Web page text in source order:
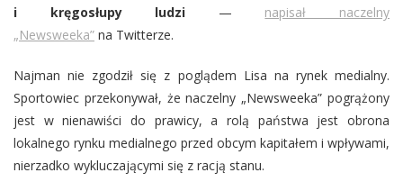
i kręgosłupy ludzi — napisał naczelny
„Newsweeka” na Twitterze.
Najman nie zgodził się z poglądem Lisa na rynek medialny.
Sportowiec przekonywał, że naczelny „Newsweeka” pogrążony
jest w nienawiści do prawicy, a rolą państwa jest obrona
lokalnego rynku medialnego przed obcym kapitałem i wpływami,
nierzadko wykluczającymi się z racją stanu.